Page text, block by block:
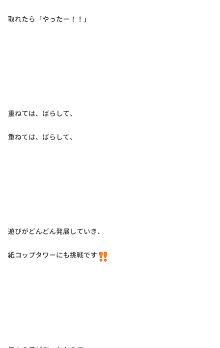
取れたら「やったー！！」
重ねては、ばらして、
重ねては、ばらして、
遊びがどんどん発展していき、
紙コップタワーにも挑戦です